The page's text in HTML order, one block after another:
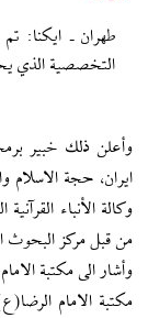
طهران ـ ايكنا:
التخصصية الذي يحتوي على 116 عنوان
وأعلن ذلك خبير
ايران، حجة
وكالة الأنباء
من قبل مركز البحوث
وأشار الى مكتبة
مكتبة الامام